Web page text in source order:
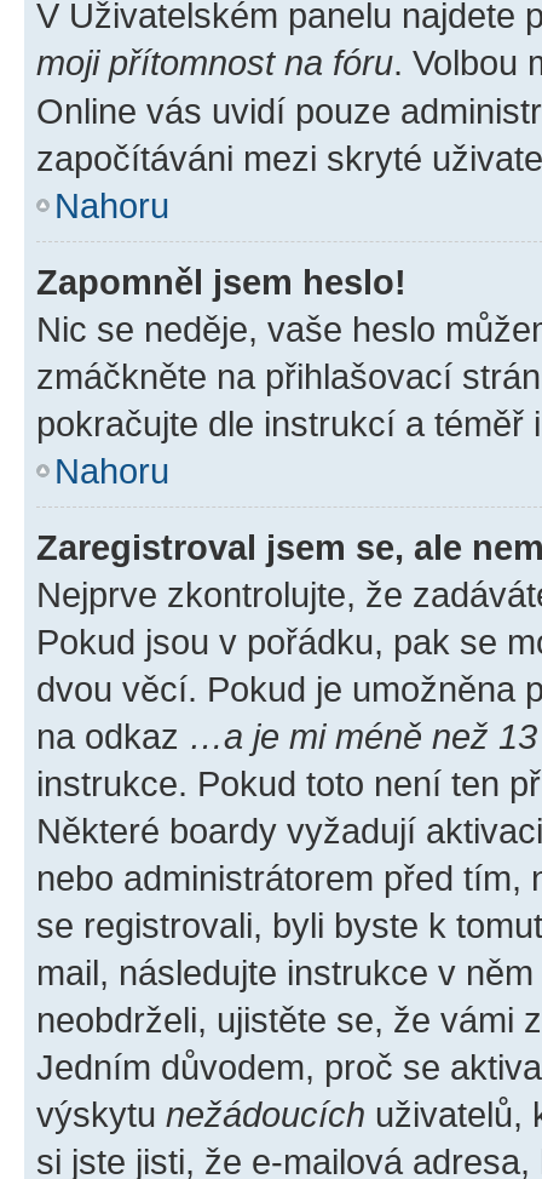
V Uživatelském panelu najdete
moji přítomnost na fóru. Volbou
Online vás uvidí pouze
započítáváni mezi skryté
Nahoru
Zapomněl jsem heslo!
Nic se neděje, vaše heslo
zmáčkněte na přihlašovací
pokračujte dle instrukcí a téměř
Nahoru
Zaregistroval jsem se, ale
Nejprve zkontrolujte, že
Pokud jsou v pořádku, pak se
dvou věcí. Pokud je umožněna
na odkaz …a je mi méně než
instrukce. Pokud toto není ten
Některé boardy vyžadují
nebo administrátorem před tím,
se registrovali, byli byste k
mail, následujte instrukce v
neobdrželi, ujistěte se, že vámi
Jedním důvodem, proč se
výskytu nežádoucích uživatelů,
si jste jisti, že e-mailová